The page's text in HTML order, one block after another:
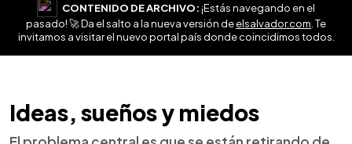
CONTENIDO DE ARCHIVO:¡Estás navegando en el
pasado! 🚀 Da el salto a la nueva versión deelsalvador.com . Te
invitamos a visitar el nuevo portal país donde coincidimos todos.
Ideas, sueños y miedos